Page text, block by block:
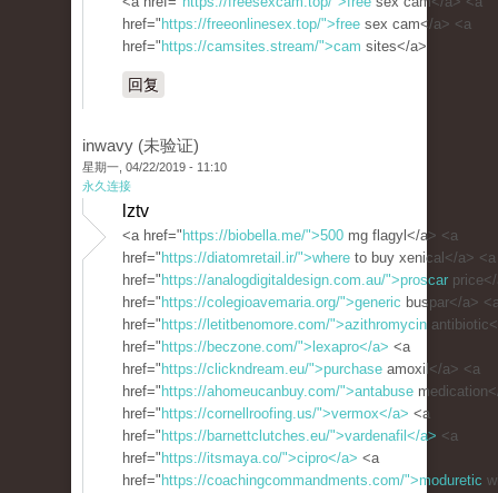
href=" https://freeonlinesex.top/">free sex cam</a> <a
href=" https://camsites.stream/">cam sites</a>
回复
inwavy (未验证)
星期一, 04/22/2019 - 11:10
永久连接
lztv
<a href=" https://biobella.me/">500 mg flagyl</a> <a
href=" https://diatomretail.ir/">where to buy xenical</a> <a
href=" https://analogdigitaldesign.com.au/">proscar
href=" https://colegioavemaria.org/">generic buspar</a>
href=" https://letitbenomore.com/">azithromycin
href=" https://beczone.com/">lexapro</a> <a
href=" https://clickndream.eu/">purchase amoxil</a> <a
href=" https://ahomeucanbuy.com/">antabuse
href=" https://cornellroofing.us/">vermox</a> <a
href=" https://barnettclutches.eu/">vardenafil</a> <a
href=" https://itsmaya.co/">cipro</a> <a
href=" https://coachingcommandments.com/">moduretic